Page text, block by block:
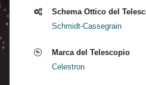
Schema Ottico del
Schmidt-Cassegrain
Marca del Telescopio
Celestron